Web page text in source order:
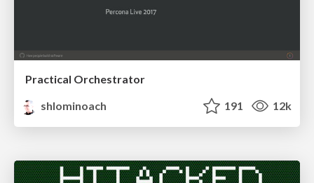
Practical Orchestrator
shlominoach
191 12k